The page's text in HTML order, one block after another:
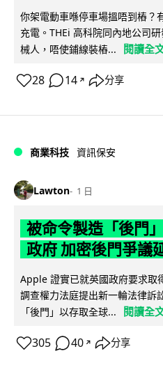
你架電動車喺停車場搵唔到樁？
充電。THEi 高科院同內地公司
械人，唔使鋪線裝樁...
閱讀全
28 14 ↗ 分享
商業科技 資訊保安
Lawton 1 日
被命令製造「後門
政府 加密後門爭議
Apple 證實已就英國政府要求取
調查權力法庭提出新一輪法律訴
「後門」以存取全球...
閱讀全
305 40 ↗ 分享